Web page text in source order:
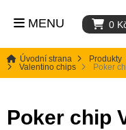
0
MENU
Úvodní strana Produkty
Valentino chips
Poker
Poker chip